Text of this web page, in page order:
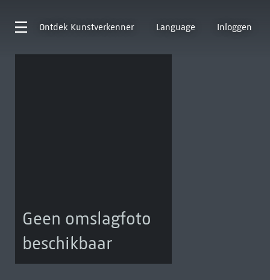
Ontdek Kunstverkenner Language Inloggen
Geen omslagfoto
beschikbaar